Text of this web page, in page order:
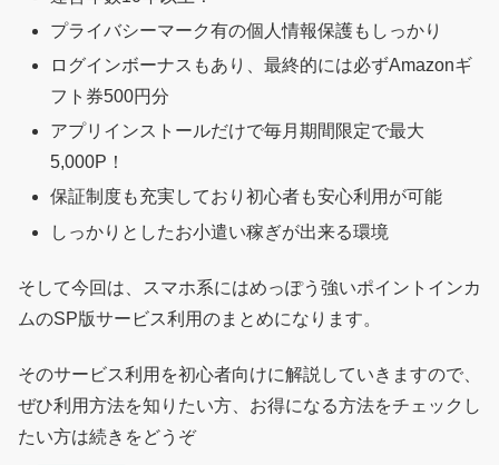
プライバシーマーク有の個人情報保護もしっかり
ログインボーナスもあり、最終的には必ずAmazonギ
フト券500円分
アプリインストールだけで毎月期間限定で最大
5,000P！
保証制度も充実しており初心者も安心利用が可能
しっかりとしたお小遣い稼ぎが出来る環境
そして今回は、スマホ系にはめっぽう強いポイントインカ
ムのSP版サービス利用のまとめになります。
そのサービス利用を初心者向けに解説していきますので、
ぜひ利用方法を知りたい方、お得になる方法をチェックし
たい方は続きをどうぞ